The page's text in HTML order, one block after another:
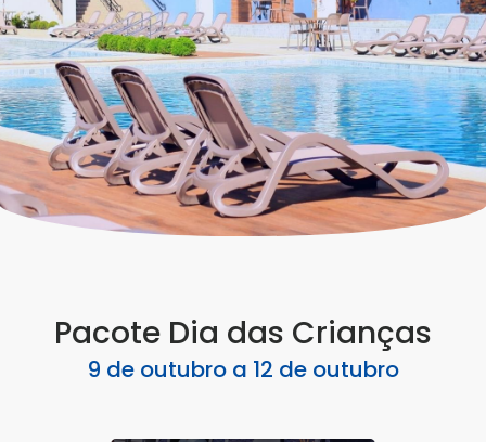
Pacote Dia das Crianças
9 de outubro a 12 de outubro